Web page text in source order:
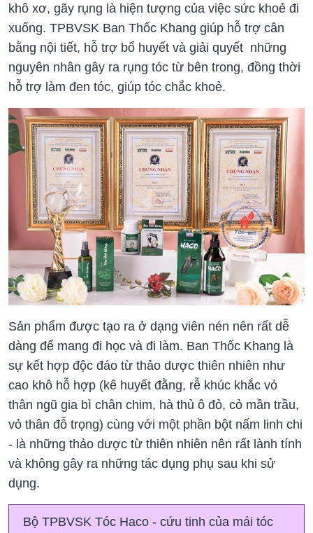
khô xơ, gãy rụng là hiện tượng của việc sức khoẻ đi
xuống. TPBVSK Ban Thốc Khang giúp hỗ trợ cân
bằng nội tiết, hỗ trợ bổ huyết và giải quyết những
nguyên nhân gây ra rụng tóc từ bên trong, đồng thời
hỗ trợ làm đen tóc, giúp tóc chắc khoẻ.
Sản phẩm được tạo ra ở dạng viên nén nên rất dễ
dàng để mang đi học và đi làm. Ban Thốc Khang là
sự kết hợp độc đáo từ thảo dược thiên nhiên như
cao khô hỗ hợp (kê huyết đằng, rễ khúc khắc vỏ
thân ngũ gia bì chân chim, hà thủ ô đỏ, cỏ mần trầu,
vỏ thân đỗ trọng) cùng với một phần bột nấm linh chi
- là những thảo dược từ thiên nhiên nên rất lành tính
và không gây ra những tác dụng phụ sau khi sử
dụng.
Bộ TPBVSK Tóc Haco - cứu tinh của mái tóc